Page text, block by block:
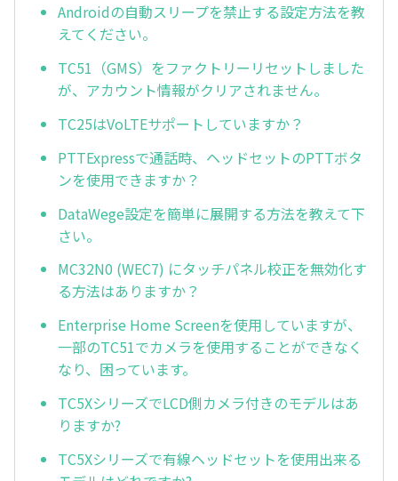
Androidの自動スリープを禁止する設定方法を教
えてください。
TC51（GMS）をファクトリーリセットしました
が、アカウント情報がクリアされません。
TC25はVoLTEサポートしていますか？
PTTExpressで通話時、ヘッドセットのPTTボタ
ンを使用できますか？
DataWege設定を簡単に展開する方法を教えて下
さい。
MC32N0 (WEC7) にタッチパネル校正を無効化す
る方法はありますか？
Enterprise Home Screenを使用していますが、
一部のTC51でカメラを使用することができなく
なり、困っています。
TC5XシリーズでLCD側カメラ付きのモデルはあ
りますか?
TC5Xシリーズで有線ヘッドセットを使用出来る